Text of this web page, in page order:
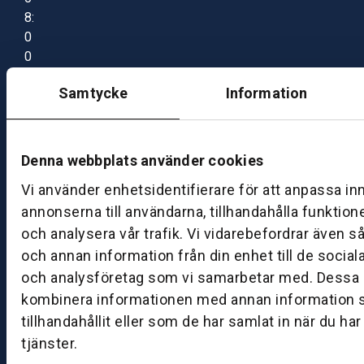
Samtycke Information
Denna webbplats använder cookies
Vi använder enhetsidentifierare för att anpassa
annonserna till användarna, tillhandahålla
och analysera vår trafik. Vi vidarebefordrar även
och annan information från din enhet till de
och analysföretag som vi samarbetar med. Dessa
kombinera informationen med annan information
tillhandahållit eller som de har samlat in när du
tjänster.
8:
0
0
7:
0
B
S
k
ö
v
d